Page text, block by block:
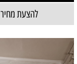
להצעת מחיר